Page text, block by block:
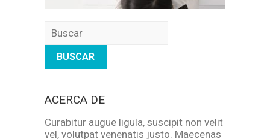
Buscar
ACERCA DE
Curabitur augue ligula, suscipit non velit
vel, volutpat venenatis justo. Maecenas